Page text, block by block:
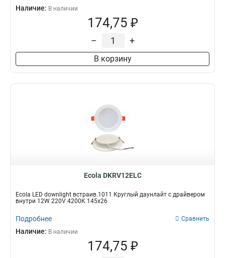
Наличие: В наличии
174,75 ₽
– +
В корзину
Ecola DKRV12ELC
Ecola LED downlight встраив.1011 Круглый даунлайт с драйвером
внутри 12W 220V 4200K 145x26
Подробнее Сравнить
Наличие: В наличии
174,75 ₽